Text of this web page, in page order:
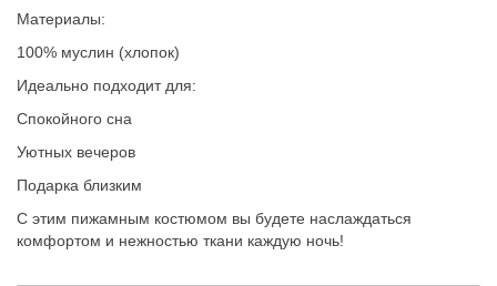
Материалы:
100% муслин (хлопок)
Идеально подходит для:
Спокойного сна
Уютных вечеров
Подарка близким
С этим пижамным костюмом вы будете наслаждаться
комфортом и нежностью ткани каждую ночь!